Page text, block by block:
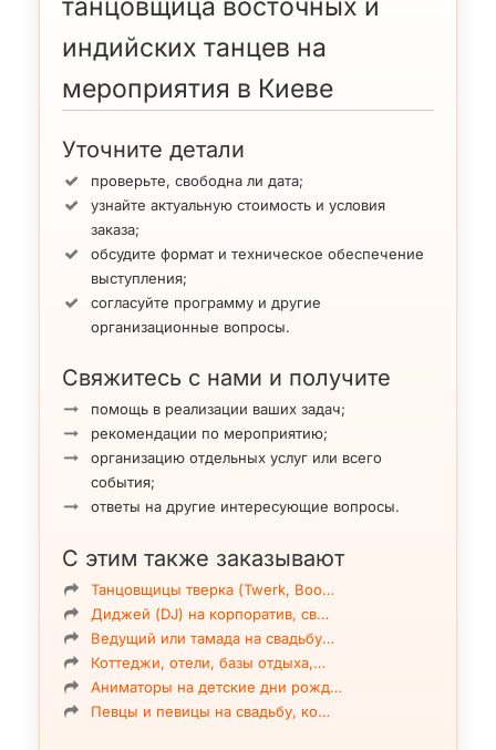
Восточный танец с крыльями
Восточный танец живота
Индийский танец Халиджи
ЭЛЬ- ФАЮМ ХАЛИДЖИ
танцовщица восточных и
индийских танцев на
мероприятия в Киеве
Уточните детали
проверьте, свободна ли дата;
узнайте актуальную стоимость и условия
заказа;
обсудите формат и техническое обеспечение
выступления;
согласуйте программу и другие
организационные вопросы.
Свяжитесь с нами и получите
помощь в реализации ваших задач;
рекомендации по мероприятию;
организацию отдельных услуг или всего
события;
ответы на другие интересующие вопросы.
С этим также заказывают
Танцовщицы тверка (Twerk, Boo…
Диджей (DJ) на корпоратив, св…
Ведущий или тамада на свадьбу…
Коттеджи, отели, базы отдыха,…
Аниматоры на детские дни рожд…
Певцы и певицы на свадьбу, ко…